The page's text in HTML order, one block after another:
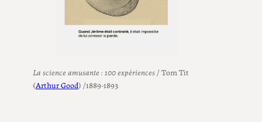
La science amusante : 100 expériences/ Tom Tit
(Arthur Good) /1889-1893